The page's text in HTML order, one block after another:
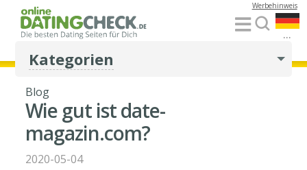
...
Werbehinweis
Kategorien
Blog
Wie gut ist date-
magazin.com?
2020-05-04